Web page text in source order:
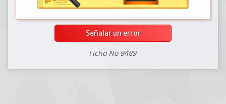
Señalar un error
Ficha No 9489